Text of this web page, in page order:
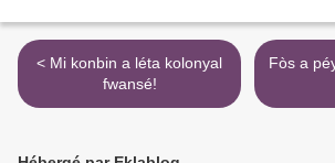
< Mi konbin a léta kolonyal
fwansé!